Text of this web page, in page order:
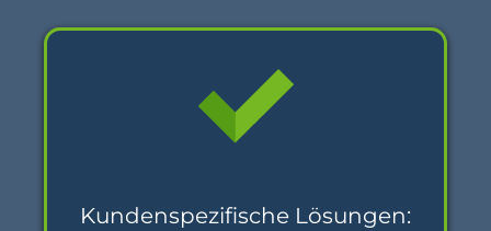
Kundenspezifische Lösungen: